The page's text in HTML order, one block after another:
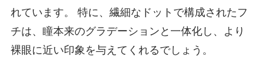
れています。 特に、繊細なドットで構成されたフ
チは、瞳本来のグラデーションと一体化し、より
裸眼に近い印象を与えてくれるでしょう。